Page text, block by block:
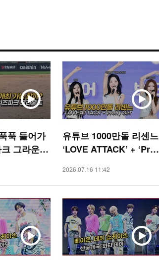
푹 들어가
그라운
폼]
유튜브 1000만돌 리센느
‘LOVE ATTACK’ + ‘Prett
STAR]
2026.07.16 11:42